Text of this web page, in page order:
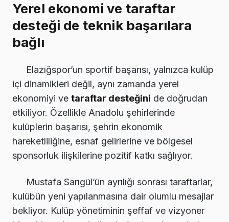
Yerel ekonomi ve taraftar
desteği de teknik başarılara
bağlı
Elazığspor’un sportif başarısı, yalnızca kulüp
içi dinamikleri değil, aynı zamanda yerel
ekonomiyi ve taraftar desteğini de doğrudan
etkiliyor. Özellikle Anadolu şehirlerinde
kulüplerin başarısı, şehrin ekonomik
hareketliliğine, esnaf gelirlerine ve bölgesel
sponsorluk ilişkilerine pozitif katkı sağlıyor.
Mustafa Sarıgül’ün ayrılığı sonrası taraftarlar,
kulübün yeni yapılanmasına dair olumlu mesajlar
bekliyor. Kulüp yönetiminin şeffaf ve vizyoner